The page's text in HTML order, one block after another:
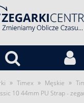
» Timex » Męskie »
10 44mm PU Strap -